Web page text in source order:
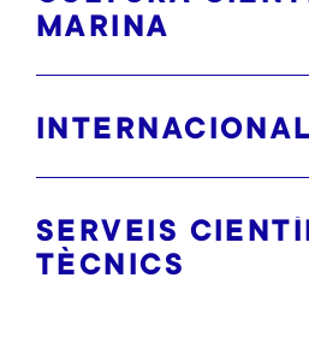
MARINA
SERVEIS
TÈCNICS